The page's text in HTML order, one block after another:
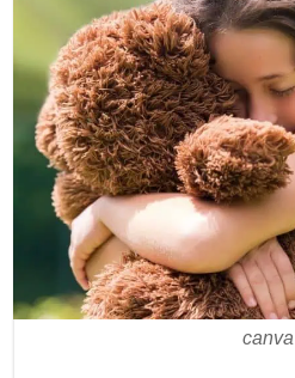
canva